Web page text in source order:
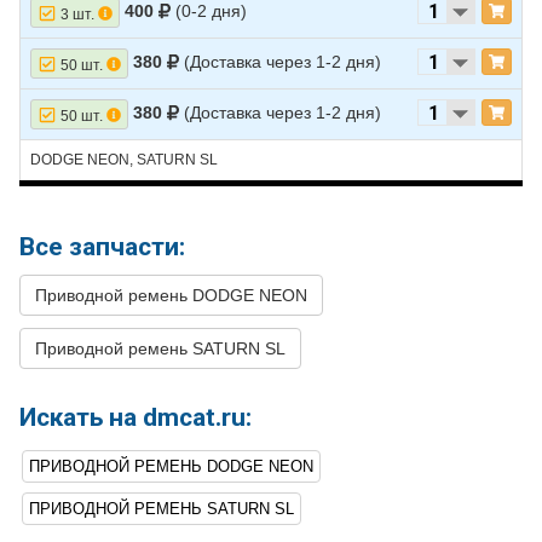
3 шт. 400 (0-2 дня)
50 шт. 380 (Доставка через 1-2 дня)
50 шт. 380 (Доставка через 1-2 дня)
DODGE NEON, SATURN SL
Все запчасти:
Приводной ремень DODGE NEON
Приводной ремень SATURN SL
Искать на dmcat.ru:
ПРИВОДНОЙ РЕМЕНЬ DODGE NEON
ПРИВОДНОЙ РЕМЕНЬ SATURN SL